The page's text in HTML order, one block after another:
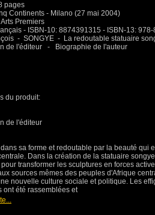
pages
Continents - Milano (27 mai 2004)
Premiers
- ISBN-10: 8874391315 - ISBN-13:
- SONGYE - La redoutable statuaire
de l'éditeur - Biographie de l'auteur
du produit:
de l'éditeur
sa forme et redoutable par la beauté
Dans la création de la statuaire
transformer les sculptures en forces
sources mêmes des peuples d'Afrique
nouvelle culture sociale et politique. Les
ont été rassemblées et